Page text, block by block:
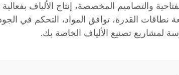
نطاقات القدرة، توافق المواد، التحكم في
لمشاريع تصنيع الألياف الخاصة بك.